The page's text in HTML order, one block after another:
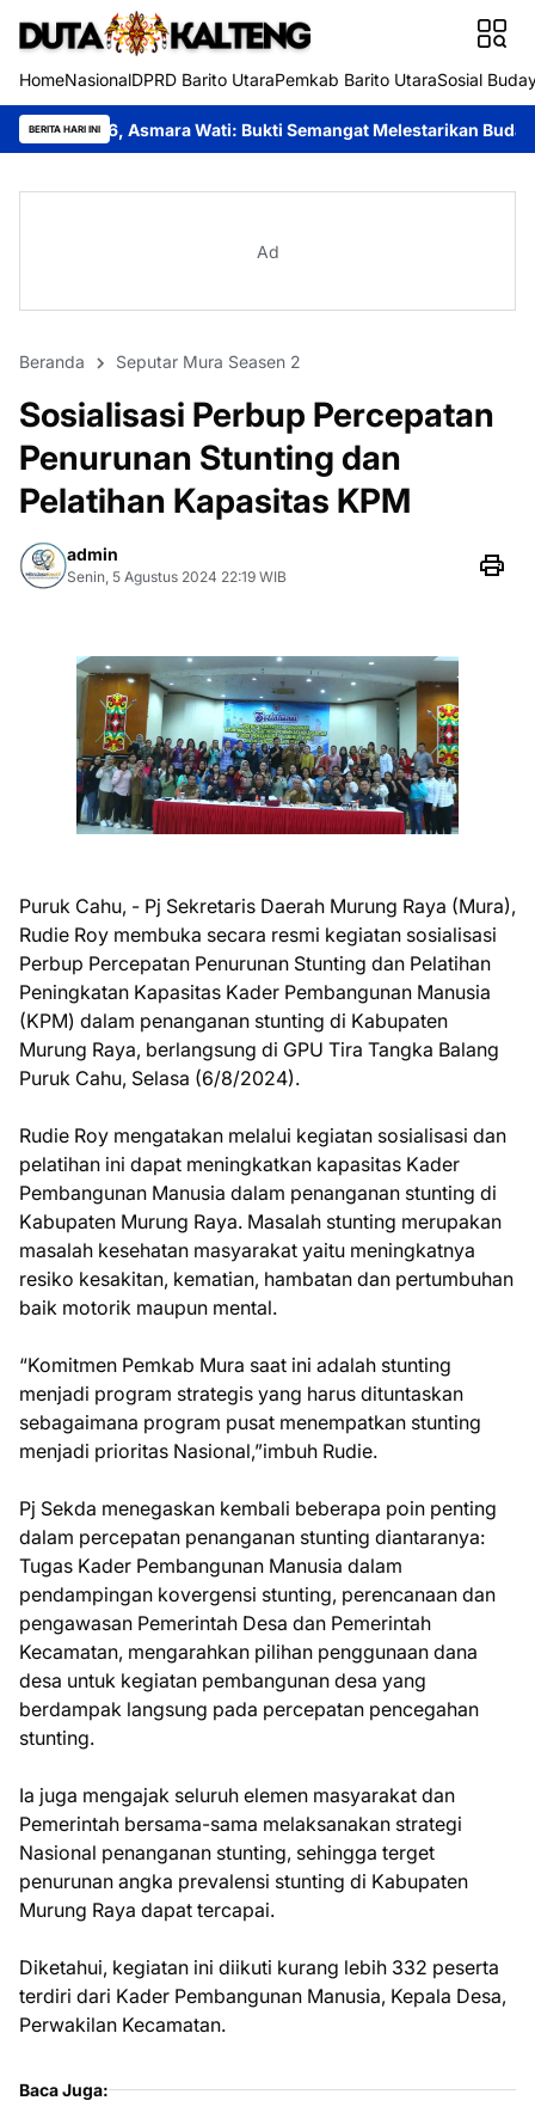
HomeNasionalDPRD Barito UtaraPemkab Barito UtaraSosial
BERITA HARI INI
Wati: Bukti Semangat Melestarikan Budaya Festival
Ad
Beranda Seputar Mura Seasen 2
Sosialisasi Perbup Percepatan
Penurunan Stunting dan
Pelatihan Kapasitas KPM
admin
Senin, 5 Agustus 2024 22:19 WIB
Puruk Cahu, - Pj Sekretaris Daerah Murung Raya (Mura),
Rudie Roy membuka secara resmi kegiatan sosialisasi
Perbup Percepatan Penurunan Stunting dan Pelatihan
Peningkatan Kapasitas Kader Pembangunan Manusia
(KPM) dalam penanganan stunting di Kabupaten
Murung Raya, berlangsung di GPU Tira Tangka Balang
Puruk Cahu, Selasa (6/8/2024).
Rudie Roy mengatakan melalui kegiatan sosialisasi dan
pelatihan ini dapat meningkatkan kapasitas Kader
Pembangunan Manusia dalam penanganan stunting di
Kabupaten Murung Raya. Masalah stunting merupakan
masalah kesehatan masyarakat yaitu meningkatnya
resiko kesakitan, kematian, hambatan dan pertumbuhan
baik motorik maupun mental.
“Komitmen Pemkab Mura saat ini adalah stunting
menjadi program strategis yang harus dituntaskan
sebagaimana program pusat menempatkan stunting
menjadi prioritas Nasional,”imbuh Rudie.
Pj Sekda menegaskan kembali beberapa poin penting
dalam percepatan penanganan stunting diantaranya:
Tugas Kader Pembangunan Manusia dalam
pendampingan kovergensi stunting, perencanaan dan
pengawasan Pemerintah Desa dan Pemerintah
Kecamatan, mengarahkan pilihan penggunaan dana
desa untuk kegiatan pembangunan desa yang
berdampak langsung pada percepatan pencegahan
stunting.
Ia juga mengajak seluruh elemen masyarakat dan
Pemerintah bersama-sama melaksanakan strategi
Nasional penanganan stunting, sehingga terget
penurunan angka prevalensi stunting di Kabupaten
Murung Raya dapat tercapai.
Diketahui, kegiatan ini diikuti kurang lebih 332 peserta
terdiri dari Kader Pembangunan Manusia, Kepala Desa,
Perwakilan Kecamatan.
Baca Juga: